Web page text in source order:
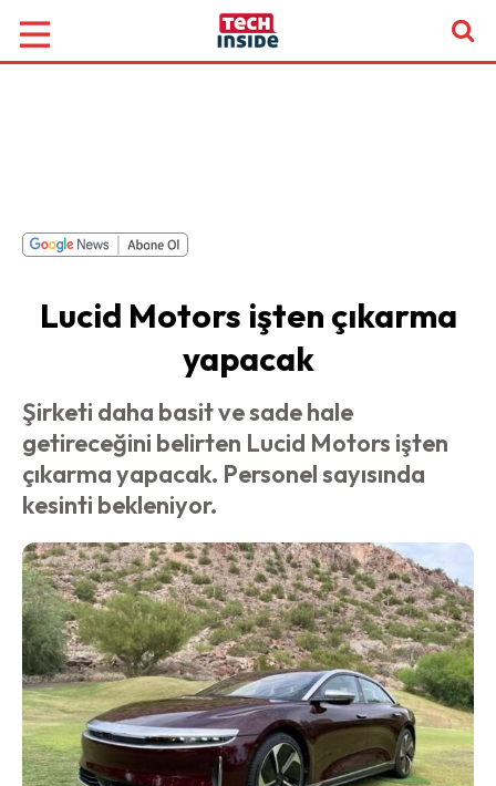
Lucid Motors işten çıkarma
yapacak
Şirketi daha basit ve sade hale
getireceğini belirten Lucid Motors işten
çıkarma yapacak. Personel sayısında
kesinti bekleniyor.